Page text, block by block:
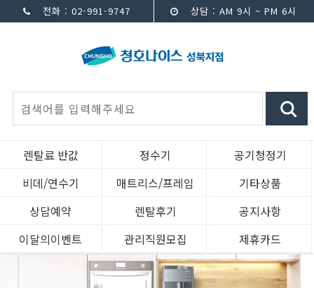
전화 : 02-991-9747 상담 : AM 9시 ~ PM 6시
렌탈료 반값 정수기
공기청정기
비데/연수기
매트리스/프레임
기타상품
상담예약
렌탈후기
공지사항
이달의이벤트
관리직원모집 제휴카드